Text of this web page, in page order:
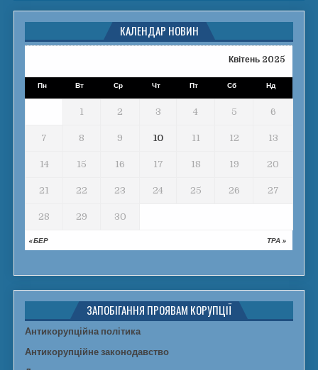
КАЛЕНДАР НОВИН
Квітень 2025
Пн Вт Ср Чт Пт Сб Нд
« БЕР ТРА »
1 2 3 4 5 6
7 8 9 10 11 12 13
14 15 16 17 18 19 20
21 22 23 24 25 26 27
28 29 30
ЗАПОБІГАННЯ ПРОЯВАМ КОРУПЦІЇ
Антикорупційна політика
Антикорупційне законодавство